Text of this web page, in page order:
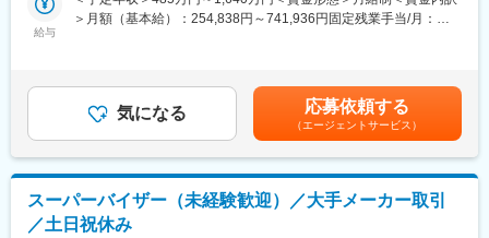
心して入社いただける環境です。
安定した経営基盤があり、平均残業時間15時間程度（所定労働時
間7.5時間）。
平均勤続年数20年と長く安定して勤めることができる環境です。
◎自治体向けITソリューション領域ではシェアトップクラスの実
績を誇り、日本全国の自治体に対して課題解決や地域活性、まち
づくりをサポートする商品やサービス提案をする社会貢献性の高
い事業です。
◎Adobe Analyticsを用いた計測要件の定義
◎タグマネジメントツールの実装・管理
・JavaScriptによるカスタムイベントの実装
◎データフィードやAPIを活用したデータ連携
・BigQueryやBIツール（Tableauなど）との連携設計
・データサイエンティストとの協業による分析基盤の整備
給与
＞月額（基本給）：254,838円～741,936円固定残業手当/月：
給与詳細は、経験、能力、年齢を考慮の上決定します。※固定残業
手当は「グレード手当」として支給します。■査定：年2回■賞
与：年2回（6月と12月）賃金はあくまでも目安の金額であり、選
考を通じて上下する可能性があります。月給(月額)は固定手当を含
めた表記です。
気になる 応募依頼する
（エージェントサービス）
スーパーバイザー（未経験歓迎）／大手メーカー取引
／土日祝休み